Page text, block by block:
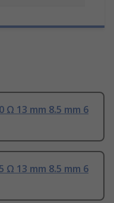
Ω 13 mm 8.5 mm 6
Ω 13 mm 8.5 mm 6